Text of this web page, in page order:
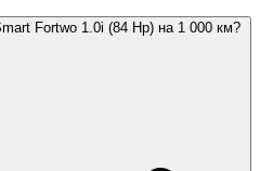
Fortwo 1.0i (84 Hp) на 1 000 км?